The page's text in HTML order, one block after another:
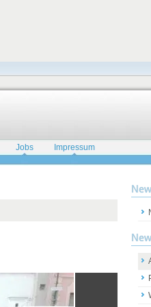
Jobs Impressum